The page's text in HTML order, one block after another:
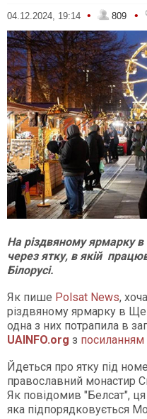
04.12.2024, 19:14 • 809 •
На різдвяному ярмарку
через ятку, в якій
Білорусі.
Як пише Polsat News,
різдвяному ярмарку в
одна з них потрапила в
UAINFO.org з посиланням
Йдеться про ятку під
православний монастир
Як повідомив "Белсат", ця
яка підпорядковується